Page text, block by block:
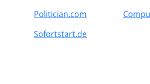
Politician.com
Sofortstart.de